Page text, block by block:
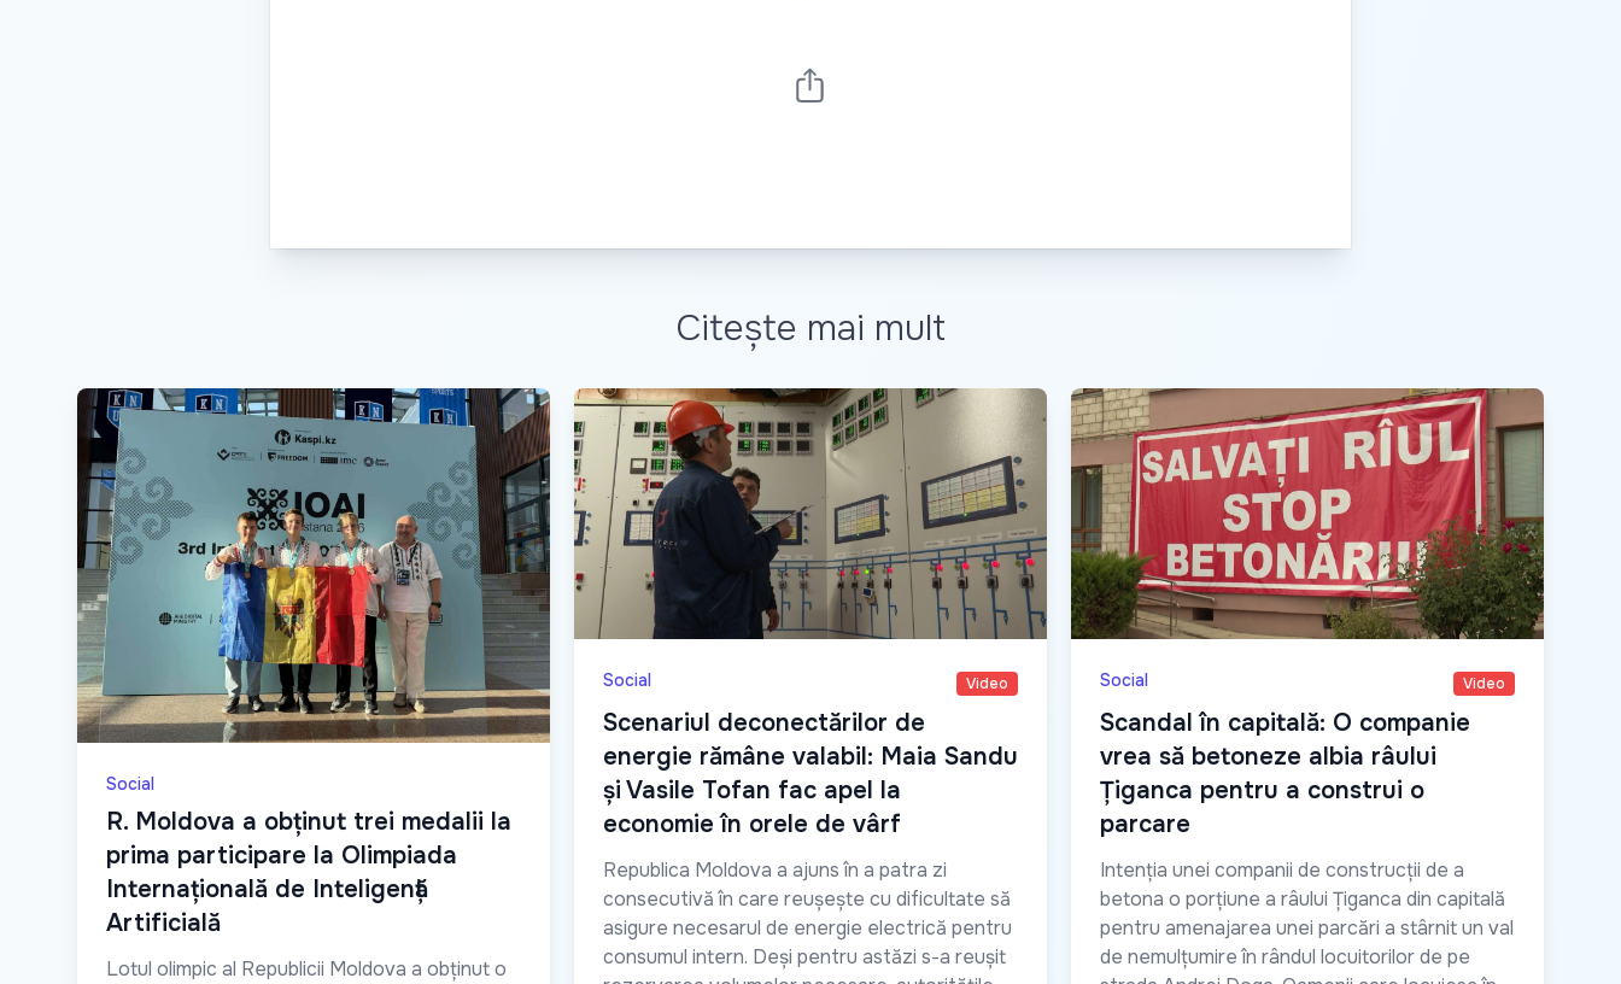
Citește mai mult
Social
R. Moldova a obținut trei medalii la
prima participare la Olimpiada
Internațională de Inteligență
Artificială
Lotul olimpic al Republicii Moldova a obținut o
Social Video
Scenariul deconectărilor de
energie rămâne valabil: Maia Sandu
și Vasile Tofan fac apel la
economie în orele de vârf
Republica Moldova a ajuns în a patra zi
consecutivă în care reușește cu dificultate să
asigure necesarul de energie electrică pentru
consumul intern. Deși pentru astăzi s-a reușit
Social Video
Scandal în capitală: O companie
vrea să betoneze albia râului
Țiganca pentru a construi o
parcare
Intenția unei companii de construcții de a
betona o porțiune a râului Țiganca din capitală
pentru amenajarea unei parcări a stârnit un val
de nemulțumire în rândul locuitorilor de pe